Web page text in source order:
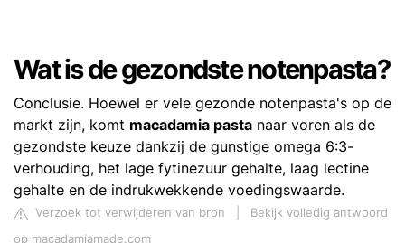
Wat is de gezondste notenpasta?
Conclusie. Hoewel er vele gezonde notenpasta's op de
markt zijn, komt macadamia pasta naar voren als de
gezondste keuze dankzij de gunstige omega 6:3-
verhouding, het lage fytinezuur gehalte, laag lectine
gehalte en de indrukwekkende voedingswaarde.
Verzoek tot verwijderen van bron
Bekijk volledig antwoord
op macadamiamade.com